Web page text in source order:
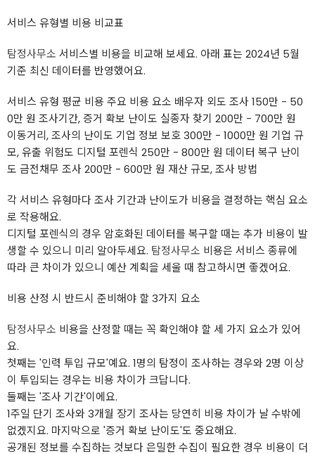
서비스 유형별 비용 비교표
탐정사무소 서비스별 비용을 비교해 보세요. 아래 표는 2024년 5월
기준 최신 데이터를 반영했어요.
서비스 유형 평균 비용 주요 비용 요소 배우자 외도 조사 150만 - 50
0만 원 조사기간, 증거 확보 난이도 실종자 찾기 200만 - 700만 원
이동거리, 조사의 난이도 기업 정보 보호 300만 - 1000만 원 기업 규
모, 유출 위험도 디지털 포렌식 250만 - 800만 원 데이터 복구 난이
도 금전채무 조사 200만 - 600만 원 재산 규모, 조사 방법
각 서비스 유형마다 조사 기간과 난이도가 비용을 결정하는 핵심 요소
로 작용해요.
디지털 포렌식의 경우 암호화된 데이터를 복구할 때는 추가 비용이 발
생할 수 있으니 미리 알아두세요. 탐정사무소 비용은 서비스 종류에
따라 큰 차이가 있으니 예산 계획을 세울 때 참고하시면 좋겠어요.
비용 산정 시 반드시 준비해야 할 3가지 요소
탐정사무소 비용을 산정할 때는 꼭 확인해야 할 세 가지 요소가 있어
요.
첫째는 '인력 투입 규모'예요. 1명의 탐정이 조사하는 경우와 2명 이상
이 투입되는 경우는 비용 차이가 크답니다.
둘째는 '조사 기간'이에요.
1주일 단기 조사와 3개월 장기 조사는 당연히 비용 차이가 날 수밖에
없겠지요. 마지막으로 '증거 확보 난이도'도 중요해요.
공개된 정보를 수집하는 것보다 은밀한 수집이 필요한 경우 비용이 더